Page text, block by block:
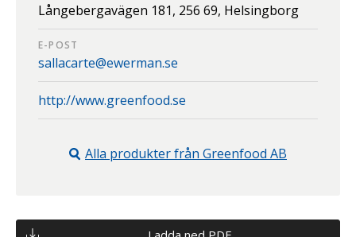
Långebergavägen 181, 256 69, Helsingborg
E-POST
sallacarte@ewerman.se
http://www.greenfood.se
Alla produkter från Greenfood AB